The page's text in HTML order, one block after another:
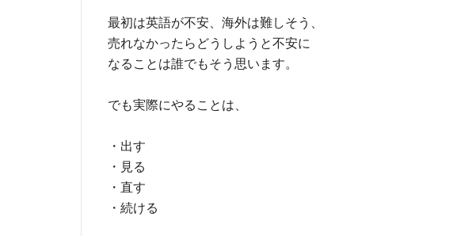
最初は英語が不安、海外は難しそう、
売れなかったらどうしようと不安に
なることは誰でもそう思います。
でも実際にやることは、
・出す
・見る
・直す
・続ける